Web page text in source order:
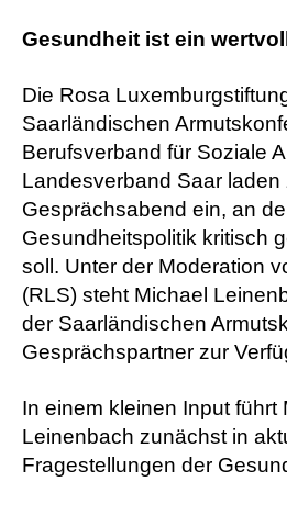
Gesundheit ist ein
Die Rosa
Saarländischen
Berufsverband für Soziale
Landesverband Saar laden
Gesprächsabend ein, an
Gesundheitspolitik kritisch
soll. Unter der Moderation
(RLS) steht Michael
der Saarländischen
Gesprächspartner zur
In einem kleinen Input führt
Leinenbach zunächst in
Fragestellungen der